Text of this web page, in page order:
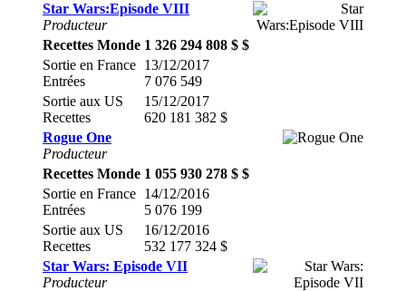
Star Wars:Episode VIII
Producteur
Recettes Monde 1 326 294 808 $ $
Sortie en France
Entrées
13/12/2017
7 076 549
Sortie aux US
Recettes
15/12/2017
620 181 382 $
Rogue One
Producteur
Recettes Monde 1 055 930 278 $ $
Sortie en France
Entrées
14/12/2016
5 076 199
Sortie aux US
Recettes
16/12/2016
532 177 324 $
Star Wars: Episode VII
Producteur